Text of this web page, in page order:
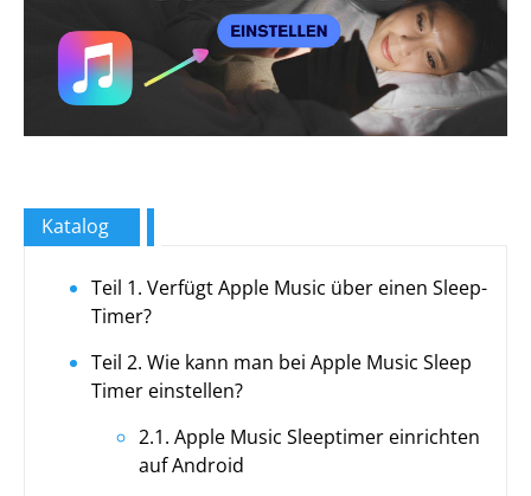
Katalog
Teil 1. Verfügt Apple Music über einen Sleep-
Timer?
Teil 2. Wie kann man bei Apple Music Sleep
Timer einstellen?
2.1. Apple Music Sleeptimer einrichten
auf Android